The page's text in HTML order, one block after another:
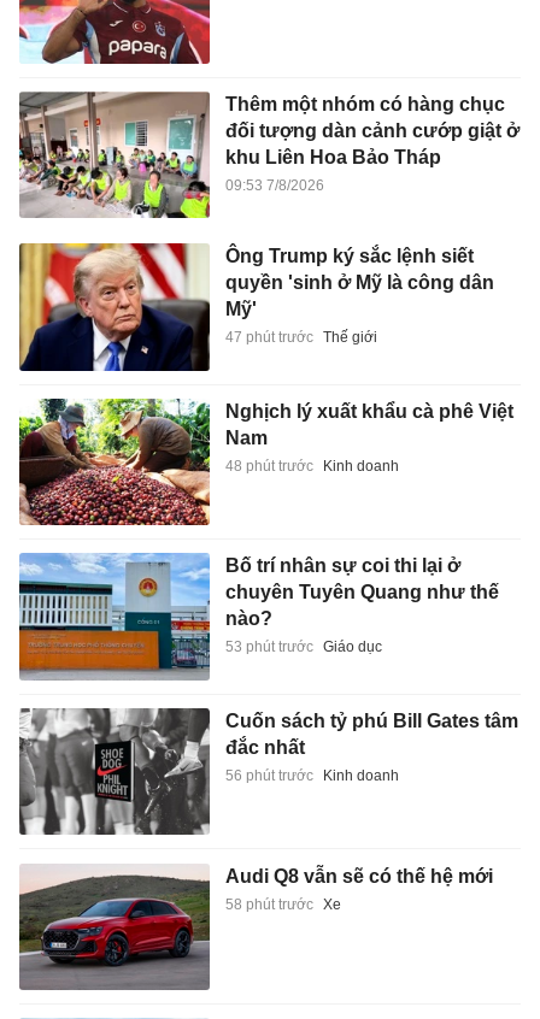
Thêm một nhóm có hàng chục
đối tượng dàn cảnh cướp giật ở
khu Liên Hoa Bảo Tháp
09:53 7/8/2026
Ông Trump ký sắc lệnh siết
quyền 'sinh ở Mỹ là công dân
Mỹ'
47 phút trước Thế giới
Nghịch lý xuất khẩu cà phê Việt
Nam
48 phút trước Kinh doanh
Bố trí nhân sự coi thi lại ở
chuyên Tuyên Quang như thế
nào?
53 phút trước Giáo dục
Cuốn sách tỷ phú Bill Gates tâm
đắc nhất
56 phút trước Kinh doanh
Audi Q8 vẫn sẽ có thế hệ mới
58 phút trước Xe